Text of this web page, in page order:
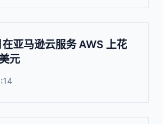
亚马逊云服务 AWS 上花
元